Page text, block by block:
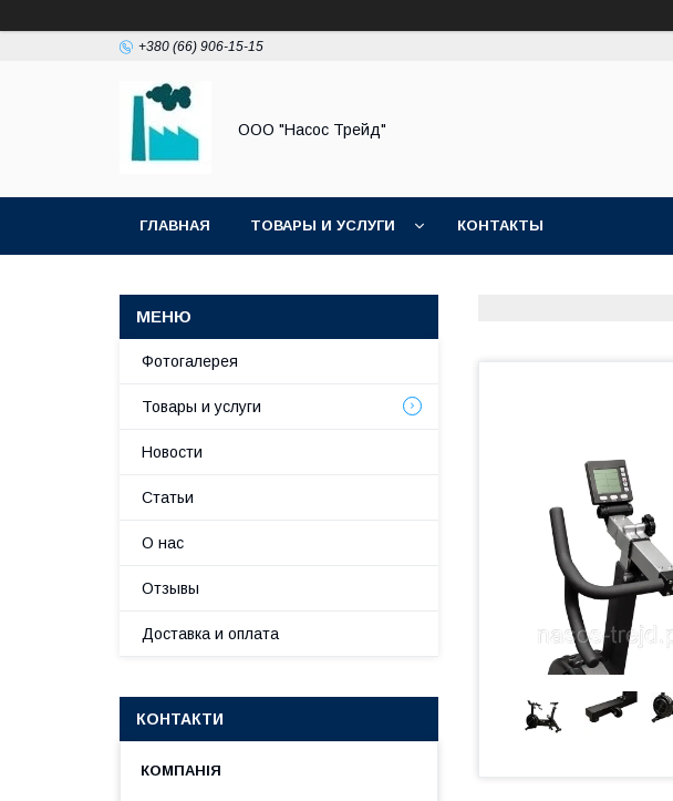
+380 (66) 906-15-15
ООО "Насос Трейд"
ГЛАВНАЯ ТОВАРЫ И УСЛУГИ КОНТАКТЫ
Фотогалерея
Товары и услуги
Новости
Статьи
О нас
Отзывы
Доставка и оплата
КОНТАКТИ